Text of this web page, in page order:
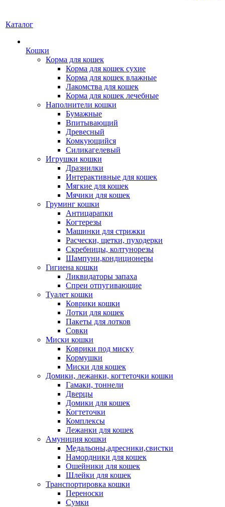
Каталог
Кошки
Корма для кошек
Корма для кошек сухие
Корма для кошек влажные
Лакомства для кошек
Корма для кошек лечебные
Наполнители кошки
Бумажные
Впитывающий
Древесный
Комкующийся
Силикагелевый
Игрушки кошки
Дразнилки
Интерактивные для кошек
Мягкие для кошек
Мячики для кошек
Груминг кошки
Антицарапки
Когтерезы
Машинки для стрижки
Расчески, щетки, пуходерки
Скребницы, колтунорезы
Шампуни,кондиционеры
Гигиена кошки
Ликвидаторы запаха
Спреи отпугивающие
Туалет кошки
Коврики кошки
Лотки для кошек
Пакеты для лотков
Совки
Миски кошки
Коврики под миску
Кормушки
Миски для кошек
Домики, лежанки, когтеточки кошки
Гамаки, тоннели
Дверцы
Домики для кошек
Когтеточки
Комплексы
Лежанки для кошек
Амуниция кошки
Медальоны,адресники,свистки
Намордники для кошек
Ошейники для кошек
Шлейки для кошек
Транспортировка кошки
Переноски
Сумки